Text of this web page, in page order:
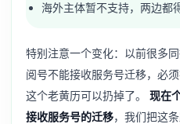
海外主体暂不支持，两边都
特别注意一个变化：以前很多
阅号不能接收服务号迁移，必
这个老黄历可以扔掉了。 现在
接收服务号的迁移，我们把这